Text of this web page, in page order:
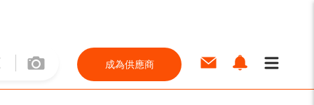
成為供應商